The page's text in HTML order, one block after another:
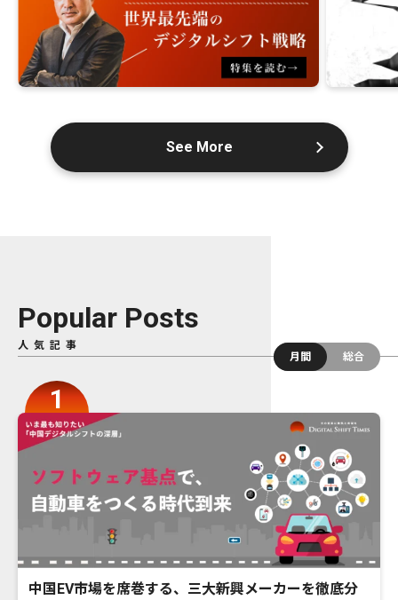
See More
Popular Posts
人気記事
月間
総合
中国EV市場を席巻する、三大新興メーカーを徹底分